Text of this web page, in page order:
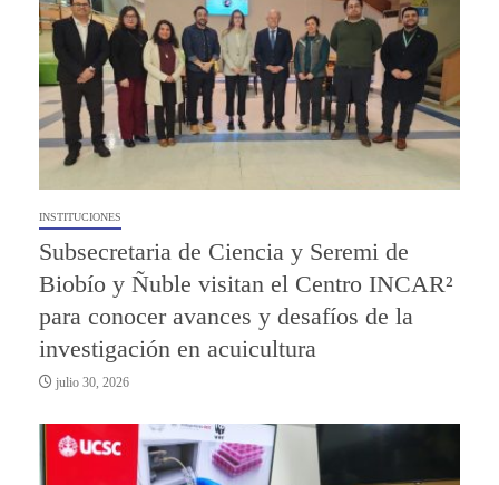
INSTITUCIONES
Subsecretaria de Ciencia y Seremi de
Biobío y Ñuble visitan el Centro INCAR²
para conocer avances y desafíos de la
investigación en acuicultura
julio 30, 2026